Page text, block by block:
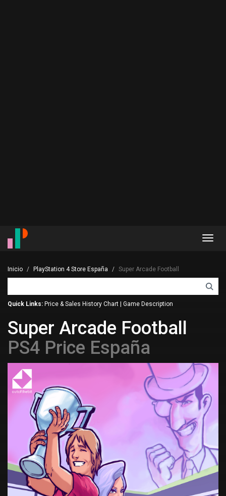
Inicio PlayStation 4 Store España Super Arcade Football
Quick Links: Price & Sales History Chart Game Description
Super Arcade Football
PS4 Price España